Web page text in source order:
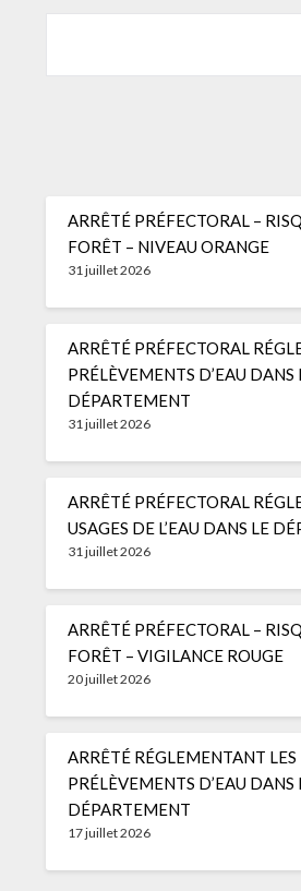
ARRÊTÉ PRÉFECTORAL –
FORÊT – NIVEAU ORANGE
31 juillet 2026
ARRÊTÉ PRÉFECTORAL
PRÉLÈVEMENTS D’EAU DANS
DÉPARTEMENT
31 juillet 2026
ARRÊTÉ PRÉFECTORAL
USAGES DE L’EAU DANS LE
31 juillet 2026
ARRÊTÉ PRÉFECTORAL –
FORÊT – VIGILANCE ROUGE
20 juillet 2026
ARRÊTÉ RÉGLEMENTANT LES
PRÉLÈVEMENTS D’EAU DANS
DÉPARTEMENT
17 juillet 2026